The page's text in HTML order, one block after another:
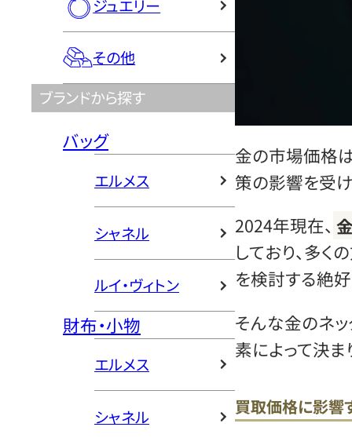
ジュエリー
その他
ブランドから探す
バッグ
エルメス
シャネル
ルイ・ヴィトン
財布・小物
エルメス
シャネル
金の市場価格
策の影響を受
2024年現在、
しており、多く
を検討する絶
そんな金のネ
素によって決ま
買取価格に影響